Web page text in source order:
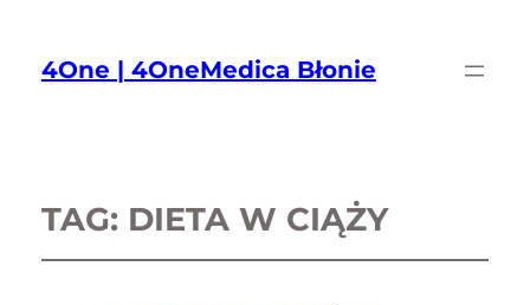
4One | 4OneMedica Błonie
TAG: DIETA W CIĄŻY